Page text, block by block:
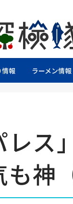
県を探検するブ
情報 ラーメン情報
レス
神